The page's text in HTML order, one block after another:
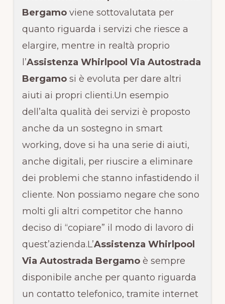
Bergamoviene sottovalutata per
quanto riguarda i servizi che riesce a
elargire, mentre in realtà proprio
l’Assistenza Whirlpool Via Autostrada
Bergamosi è evoluta per dare altri
aiuti ai propri clienti.Un esempio
dell’alta qualità dei servizi è proposto
anche da un sostegno in smart
working, dove si ha una serie di aiuti,
anche digitali, per riuscire a eliminare
dei problemi che stanno infastidendo il
cliente. Non possiamo negare che sono
molti gli altri competitor che hanno
deciso di “copiare” il modo di lavoro di
quest’azienda.L’Assistenza Whirlpool
Via Autostrada Bergamoè sempre
disponibile anche per quanto riguarda
un contatto telefonico, tramite internet